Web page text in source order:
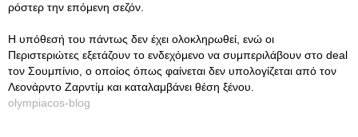
ρόστερ την επόμενη σεζόν.
Η υπόθεσή του πάντως δεν έχει ολοκληρωθεί, ενώ οι
Περιστεριώτες εξετάζουν το ενδεχόμενο να συμπεριλάβουν στο deal
τον Σουμπίνιο, ο οποίος όπως φαίνεται δεν υπολογίζεται από τον
Λεονάρντο Ζαρντίμ και καταλαμβάνει θέση ξένου.
olympiacos-blog